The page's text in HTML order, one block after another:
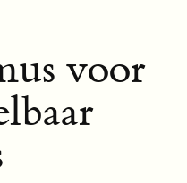
voor